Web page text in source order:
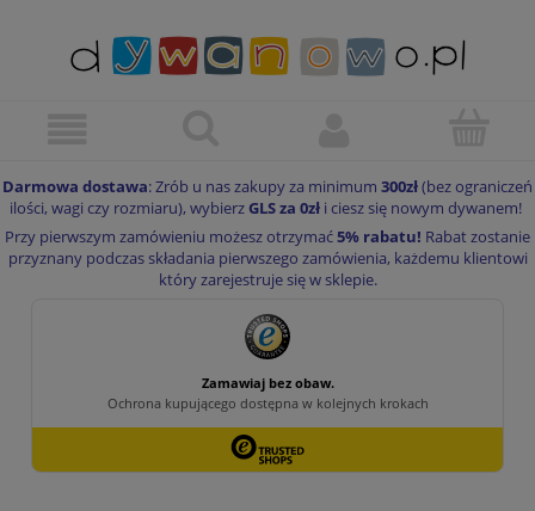
Darmowa dostawa: Zrób u nas zakupy za minimum 300zł(bez ograniczeń
ilości, wagi czy rozmiaru), wybierzGLS za 0zł i ciesz się nowym dywanem!
Przy pierwszym zamówieniu możesz otrzymać5% rabatu! Rabat zostanie
przyznany podczas składania pierwszego zamówienia, każdemu klientowi
który zarejestruje się w sklepie.